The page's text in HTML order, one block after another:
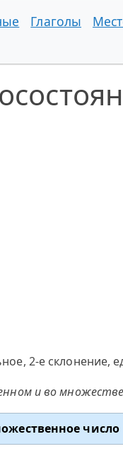
Глаголы
2-е склонение,
и во
число